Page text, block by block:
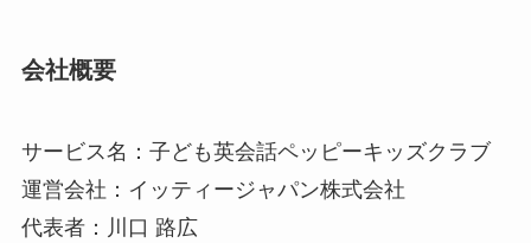
会社概要
サービス名：子ども英会話ペッピーキッズクラブ
運営会社：イッティージャパン株式会社
代表者：川口 路広